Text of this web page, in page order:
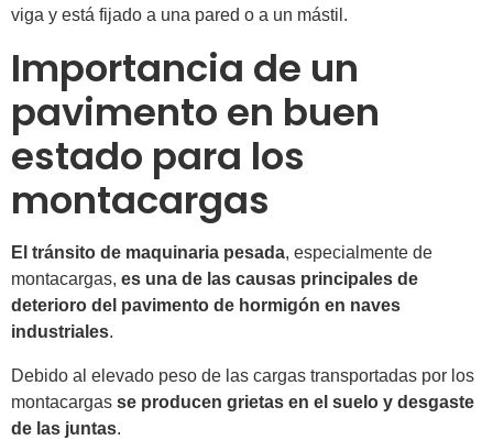
viga y está fijado a una pared o a un mástil.
Importancia de un
pavimento en buen
estado para los
montacargas
El tránsito de maquinaria pesada, especialmente de
montacargas, es una de las causas principales de
deterioro del pavimento de hormigón en naves
industriales.
Debido al elevado peso de las cargas transportadas por los
montacargas se producen grietas en el suelo y desgaste
de las juntas.